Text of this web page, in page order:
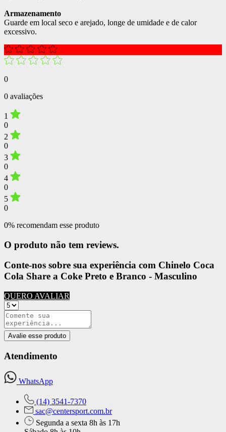
Armazenamento
Guarde em local seco e arejado, longe de umidade e de calor
excessivo.
0
0 avaliações
1
0
2
0
3
0
4
0
5
0
0% recomendam esse produto
O produto não tem reviews.
Conte-nos sobre sua experiência com Chinelo Coca
Cola Share a Coke Preto e Branco - Masculino
QUERO AVALIAR
Avalie esse produto
Atendimento
WhatsApp
(14) 3541-7370
sac@centersport.com.br
Segunda a sexta 8h às 17h